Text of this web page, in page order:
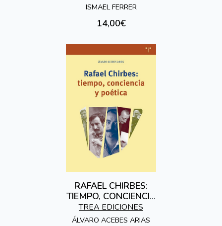
ISMAEL FERRER
14,00€
RAFAEL CHIRBES:
TIEMPO, CONCIENCIA
Y POÉTICA
TREA EDICIONES
ÁLVARO ACEBES ARIAS